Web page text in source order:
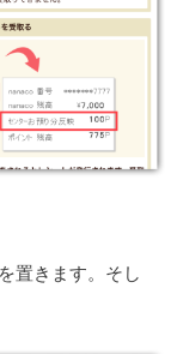
置きます。そし